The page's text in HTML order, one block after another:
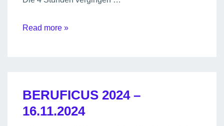
Demokratietag
Read more »
BERUFICUS 2024 –
16.11.2024